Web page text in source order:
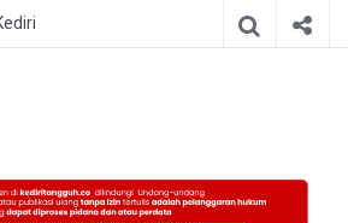
Tangguh